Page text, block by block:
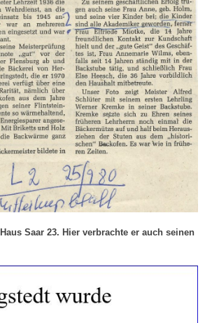
Saar 23. Hier verbrachte er auch seinen